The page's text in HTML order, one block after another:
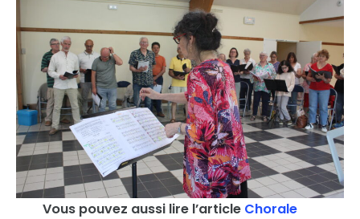
Vous pouvez aussi lire l’article Chorale